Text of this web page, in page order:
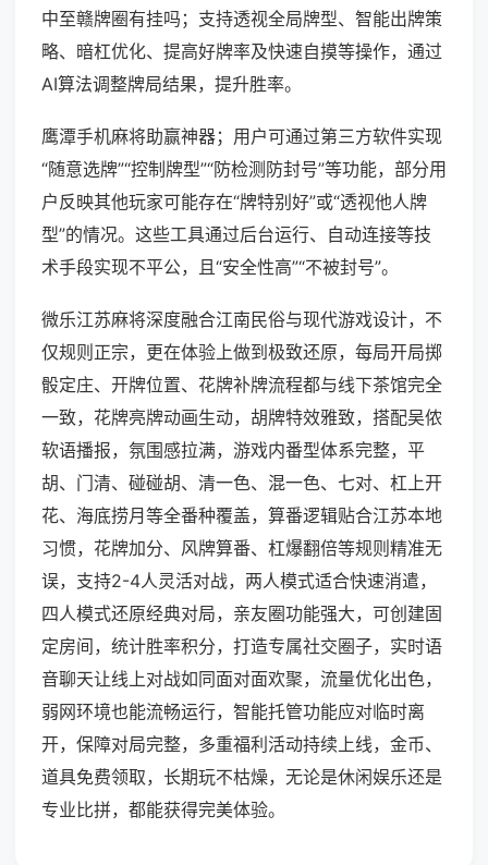
中至赣牌圈有挂吗；支持透视全局牌型、智能出牌策
略、暗杠优化、提高好牌率及快速自摸等操作，通过
AI算法调整牌局结果，提升胜率。
鹰潭手机麻将助赢神器；用户可通过第三方软件实现
“随意选牌”“控制牌型”“防检测防封号”等功能，部分用
户反映其他玩家可能存在“牌特别好”或“透视他人牌
型”的情况。这些工具通过后台运行、自动连接等技
术手段实现不平公，且“安全性高”“不被封号”。
微乐江苏麻将深度融合江南民俗与现代游戏设计，不
仅规则正宗，更在体验上做到极致还原，每局开局掷
骰定庄、开牌位置、花牌补牌流程都与线下茶馆完全
一致，花牌亮牌动画生动，胡牌特效雅致，搭配吴侬
软语播报，氛围感拉满，游戏内番型体系完整，平
胡、门清、碰碰胡、清一色、混一色、七对、杠上开
花、海底捞月等全番种覆盖，算番逻辑贴合江苏本地
习惯，花牌加分、风牌算番、杠爆翻倍等规则精准无
误，支持2-4人灵活对战，两人模式适合快速消遣，
四人模式还原经典对局，亲友圈功能强大，可创建固
定房间，统计胜率积分，打造专属社交圈子，实时语
音聊天让线上对战如同面对面欢聚，流量优化出色，
弱网环境也能流畅运行，智能托管功能应对临时离
开，保障对局完整，多重福利活动持续上线，金币、
道具免费领取，长期玩不枯燥，无论是休闲娱乐还是
专业比拼，都能获得完美体验。